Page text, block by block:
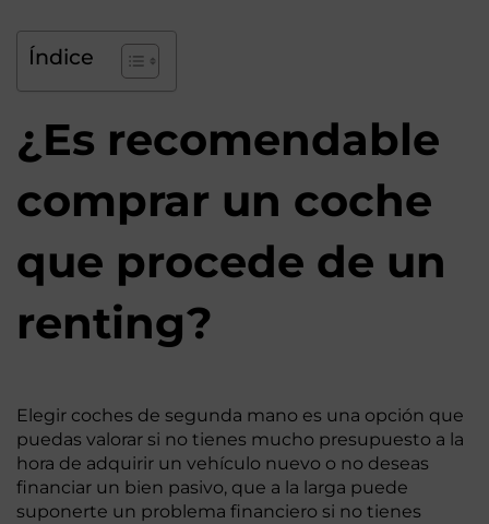
Índice
¿Es recomendable
comprar un coche
que procede de un
renting?
Elegir coches de segunda mano es una opción que
puedas valorar si no tienes mucho presupuesto a la
hora de adquirir un vehículo nuevo o no deseas
financiar un bien pasivo, que a la larga puede
suponerte un problema financiero si no tienes